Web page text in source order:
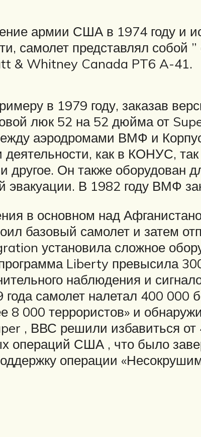
армии США в 1974 году и
самолет представлял собой
& Whitney Canada PT6 A-41.
в 1979 году, заказав
люк 52 на 52 дюйма от
аэродромами ВМФ и
как в КОНУС,
другое. Он также оборудован
В 1982 году ВМФ
в основном над
базовый самолет и затем
установила сложное
Liberty превысила
наблюдения и
года самолет налетал 400
8 000 террористов» и
, ВВС решили избавиться
США , что было
операции